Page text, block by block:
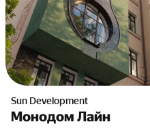
Sun Development
Монодом Лайн